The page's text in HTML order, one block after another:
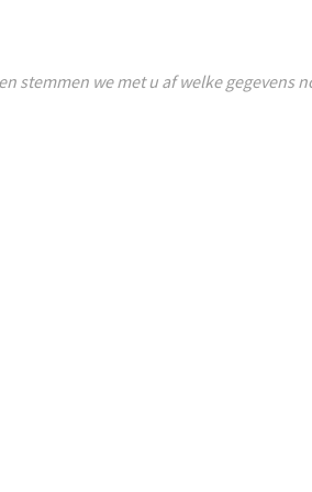
stemmen we met u af welke gegevens